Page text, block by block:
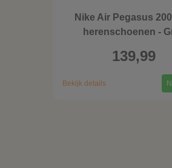
Nike Air Pegasus
herenschoenen -
139,99
Bekijk details